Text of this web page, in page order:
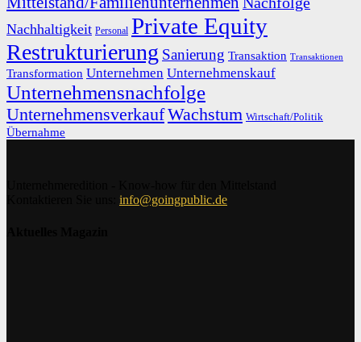
Nachhaltigkeit Personal Private Equity
Restrukturierung Sanierung Transaktion Transaktionen
Transformation Unternehmen Unternehmenskauf
Unternehmensnachfolge
UnternehmensverkaufWachstum Wirtschaft/Politik
Übernahme
info@goingpublic.de